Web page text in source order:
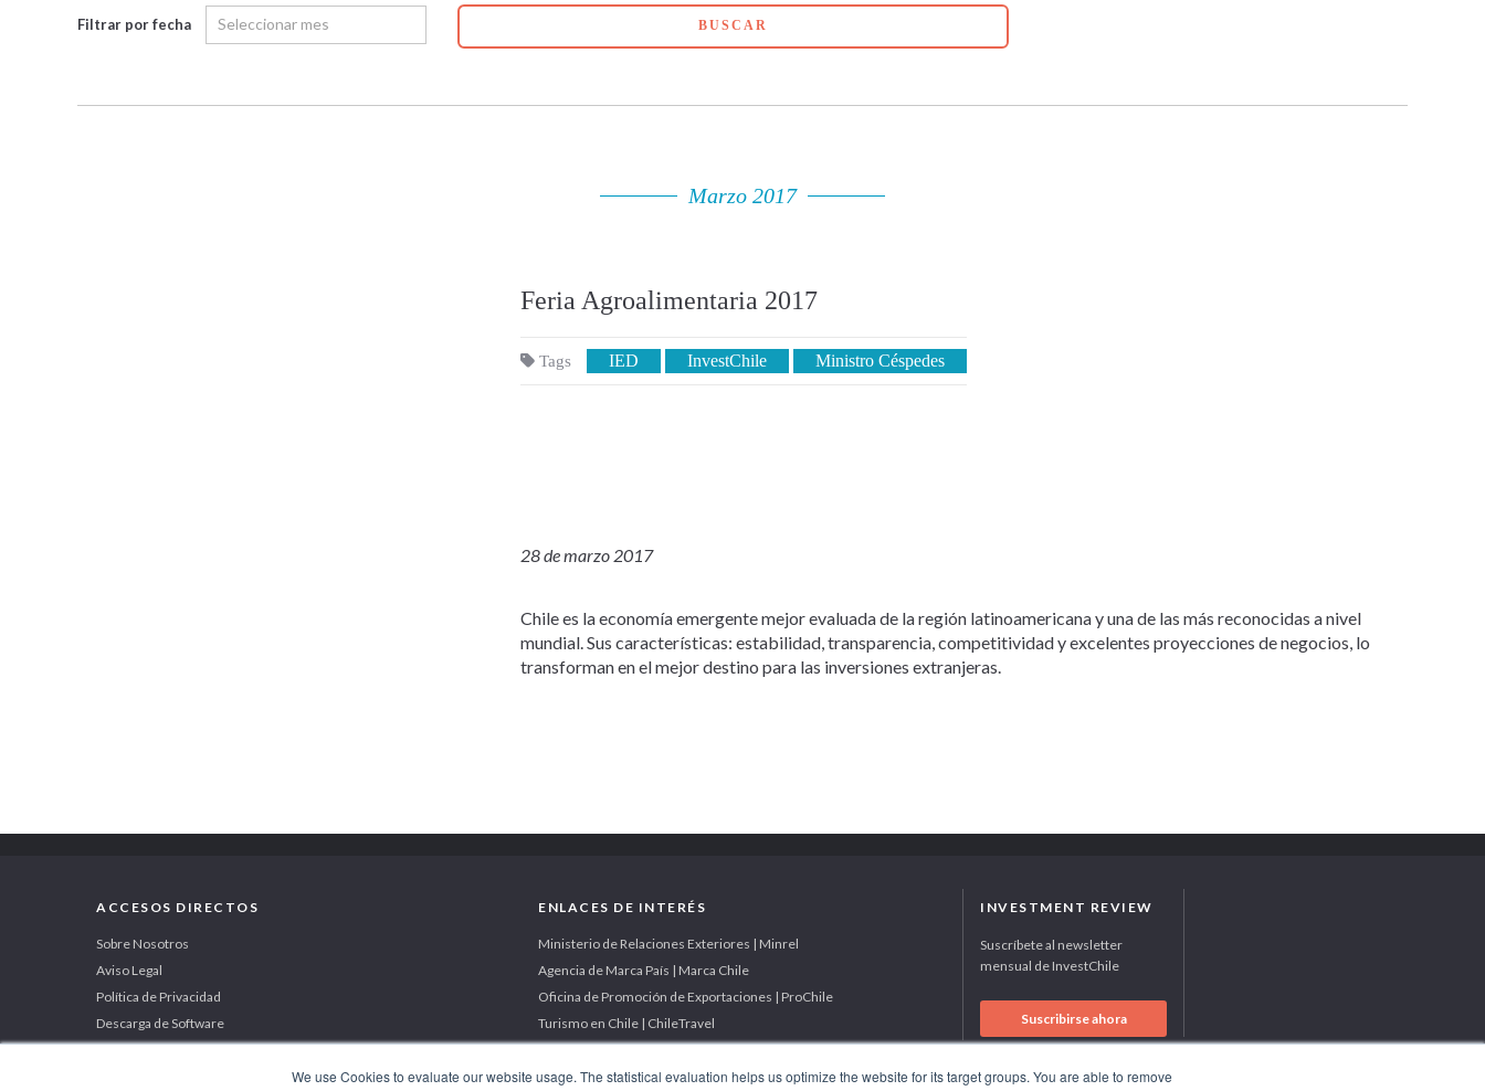
We use Cookies to evaluate our website usage. The statistical evaluation helps us optimize the website for its target groups. You are able to remove
Filtrar por fecha BUSCAR
Marzo 2017
Feria Agroalimentaria 2017
Tags IED InvestChile Ministro Céspedes
28 de marzo 2017
Chile es la economía emergente mejor evaluada de la región latinoamericana y una de las más reconocidas a nivel
mundial. Sus características: estabilidad, transparencia, competitividad y excelentes proyecciones de negocios, lo
transforman en el mejor destino para las inversiones extranjeras.
ACCESOS DIRECTOS
Sobre Nosotros
Aviso Legal
Política de Privacidad
Descarga de Software
ENLACES DE INTERÉS
Ministerio de Relaciones Exteriores | Minrel
Agencia de Marca País | Marca Chile
Oficina de Promoción de Exportaciones | ProChile
Turismo en Chile | ChileTravel
INVESTMENT REVIEW
Suscríbete al newsletter
mensual de InvestChile
Suscribirse ahora